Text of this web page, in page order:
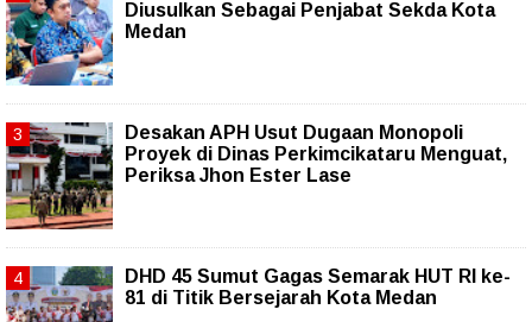
Diusulkan Sebagai Penjabat Sekda Kota
Medan
Desakan APH Usut Dugaan Monopoli
Proyek di Dinas Perkimcikataru Menguat,
Periksa Jhon Ester Lase
DHD 45 Sumut Gagas Semarak HUT RI ke-
81 di Titik Bersejarah Kota Medan